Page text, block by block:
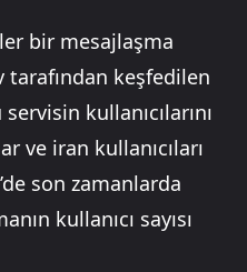
bir mesajlaşma
tarafından keşfedilen
kullanıcılarını
ve iran kullanıcıları
son zamanlarda
kullanıcı sayısı